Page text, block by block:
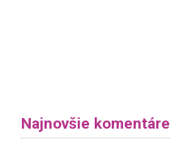
Najnovšie komentáre